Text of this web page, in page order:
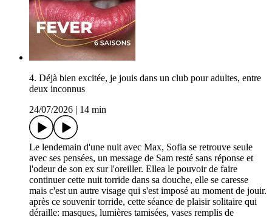
4. Déjà bien excitée, je jouis dans un club pour adultes, entre
deux inconnus
24/07/2026
14 min
Le lendemain d'une nuit avec Max, Sofia se retrouve seule
avec ses pensées, un message de Sam resté sans réponse et
l'odeur de son ex sur l'oreiller. Ellea le pouvoir de faire
continuer cette nuit torride dans sa douche, elle se caresse
mais c'est un autre visage qui s'est imposé au moment de jouir.
après ce souvenir torride, cette séance de plaisir solitaire qui
déraille: masques, lumières tamisées, vases remplis de